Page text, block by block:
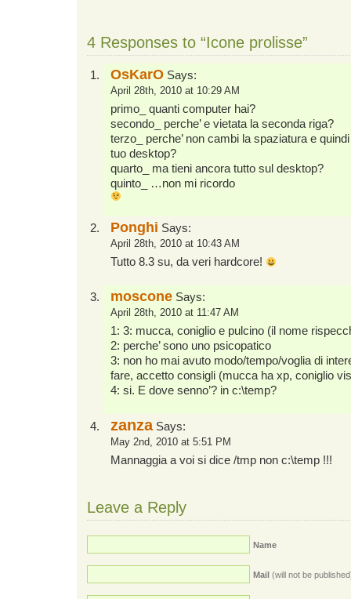
4 Responses to “Icone prolisse”
OsKarO Says:
April 28th, 2010 at 10:29 AM
primo_ quanti computer hai?
secondo_ perche’ e vietata la seconda riga?
terzo_ perche’ non cambi la spaziatura e
tuo desktop?
quarto_ ma tieni ancora tutto sul desktop?
quinto_ …non mi ricordo
Ponghi Says:
April 28th, 2010 at 10:43 AM
Tutto 8.3 su, da veri hardcore!
moscone Says:
April 28th, 2010 at 11:47 AM
1: 3: mucca, coniglio e pulcino (il nome
2: perche’ sono uno psicopatico
3: non ho mai avuto modo/tempo/voglia di
fare, accetto consigli (mucca ha xp, coniglio
4: si. E dove senno’? in c:\temp?
zanzaSays:
May 2nd, 2010 at 5:51 PM
Mannaggia a voi si dice /tmp non c:\temp !!!
Leave a Reply
Name
Mail (will not be